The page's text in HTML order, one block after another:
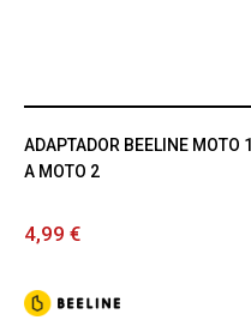
ADAPTADOR BEELINE MOTO 1
A MOTO 2
4,99 €